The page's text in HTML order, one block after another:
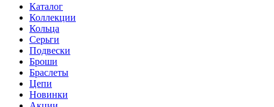
Каталог
Коллекции
Кольца
Серьги
Подвески
Броши
Браслеты
Цепи
Новинки